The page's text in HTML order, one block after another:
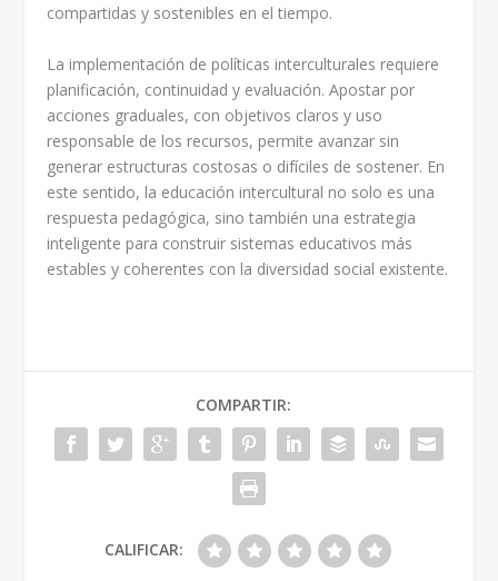
compartidas y sostenibles en el tiempo.
La implementación de políticas interculturales requiere
planificación, continuidad y evaluación. Apostar por
acciones graduales, con objetivos claros y uso
responsable de los recursos, permite avanzar sin
generar estructuras costosas o difíciles de sostener. En
este sentido, la educación intercultural no solo es una
respuesta pedagógica, sino también una estrategia
inteligente para construir sistemas educativos más
estables y coherentes con la diversidad social existente.
COMPARTIR:
CALIFICAR: